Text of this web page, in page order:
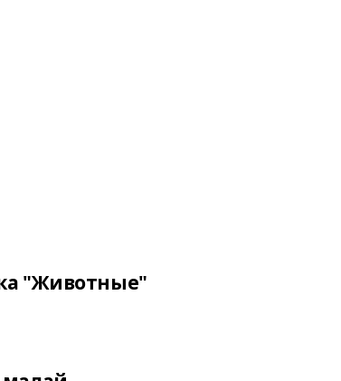
"Животные"